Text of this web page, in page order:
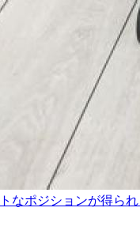
なポジションが得ら